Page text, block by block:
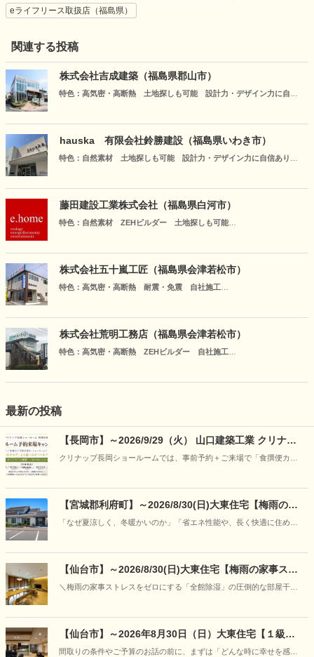
eライフリース取扱店（福島県）
関連する投稿
株式会社吉成建築（福島県郡山市）
特色：高気密・高断熱 土地探しも可能 設計力・デザイン力に自信
命。全ての出会いに感謝し、企業としての責任を果たし、皆様に信頼
され愛される企業であり続けるよう、精進してまいります。
hauska 有限会社鈴勝建設（福島県いわき市）
特色：自然素材 土地探しも可能 設計力・デザイン力に自信あり
る家づくりだからこそ叶う，美しさと機能性を兼ね備えた住空間。３
０年後も変わらない快適さと愛着を育む，本物志向の住まいをご提案
します。
藤田建設工業株式会社（福島県白河市）
特色：自然素材 ZEHビルダー 土地探しも可能
待ちしております。
株式会社五十嵐工匠（福島県会津若松市）
特色：高気密・高断熱 耐震・免震 自社施工
をご提案いたします。
株式会社荒明工務店（福島県会津若松市）
特色：高気密・高断熱 ZEHビルダー 自社施工
最新の投稿
【長岡市】～2026/9/29（火） 山口建築工業 クリナッ
プ長岡ショールーム予約来場キャンペーン
クリナップ長岡ショールームでは、事前予約＋ご来場で「食撰便カタ
【宮城郡利府町】～2026/8/30(日)大東住宅【梅雨の特
別企画】30年先も強さと快適さが続く理由を「見て、
「なぜ夏涼しく、冬暖かいのか」「省エネ性能や、長く快適に住める
模型をとおして、分かりやすくご案内いたします。
【仙台市】～2026/8/30(日)大東住宅【梅雨の家事スト
レスをゼロに】「朝にはカラッと、ニオイもな
＼梅雨の家事ストレスをゼロにする「全館除湿」の圧倒的な部屋干し
【仙台市】～2026年8月30日（日）大東住宅【１級建
築士と紡ぐ家づくり】「あなただけの『美しい日常』
間取りの条件やご予算のお話の前に、まずは「どんな時に幸せを感じ